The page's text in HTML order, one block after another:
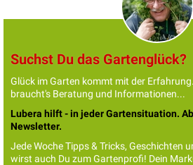
Suchst Du das Gartenglück?
Glück im Garten kommt mit der
braucht's Beratung und Informationen...
Lubera hilft - in jeder Gartensituation.
Newsletter.
Jede Woche Tipps & Tricks, Geschichten
wirst auch Du zum Gartenprofi! Dein